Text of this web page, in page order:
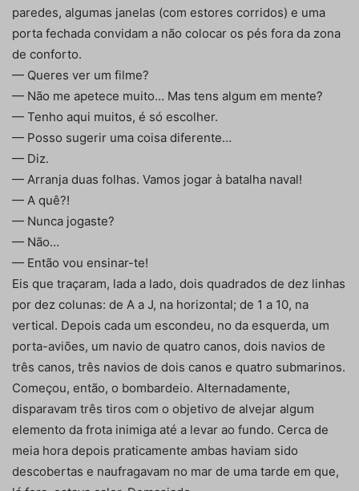
paredes, algumas janelas (com estores corridos) e uma
porta fechada convidam a não colocar os pés fora da zona
de conforto.
— Queres ver um filme?
— Não me apetece muito… Mas tens algum em mente?
— Tenho aqui muitos, é só escolher.
— Posso sugerir uma coisa diferente…
— Diz.
— Arranja duas folhas. Vamos jogar à batalha naval!
— A quê?!
— Nunca jogaste?
— Não…
— Então vou ensinar-te!
Eis que traçaram, lada a lado, dois quadrados de dez linhas
por dez colunas: de A a J, na horizontal; de 1 a 10, na
vertical. Depois cada um escondeu, no da esquerda, um
porta-aviões, um navio de quatro canos, dois navios de
três canos, três navios de dois canos e quatro submarinos.
Começou, então, o bombardeio. Alternadamente,
disparavam três tiros com o objetivo de alvejar algum
elemento da frota inimiga até a levar ao fundo. Cerca de
meia hora depois praticamente ambas haviam sido
descobertas e naufragavam no mar de uma tarde em que,